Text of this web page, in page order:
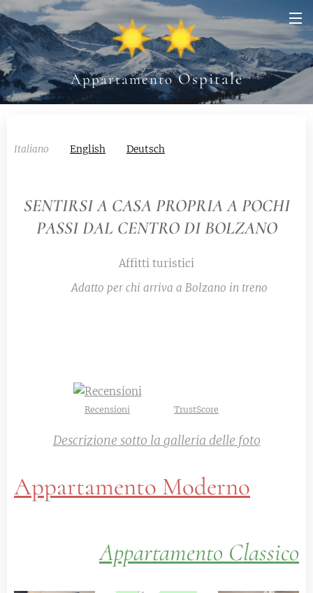
AppartamentoOspitale
Italiano English Deutsch
SENTIRSI A CASA PROPRIA A POCHI
PASSI DAL CENTRO DI BOLZANO
Affitti turistici
🚂Adatto per chi arriva a Bolzano in treno
Recensioni TrustScore
Descrizione sotto la galleria delle foto
Appartamento Moderno
Appartamento Classico